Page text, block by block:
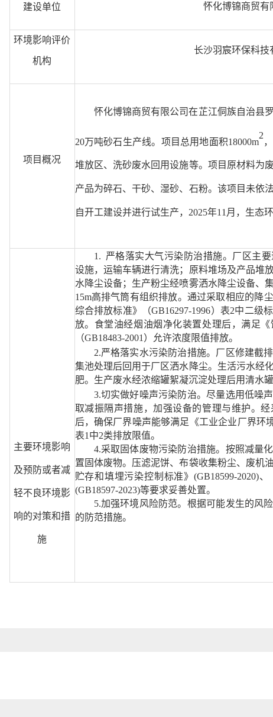
建设单位 怀化博锦商贸有
环境影响评价
机构
长沙羽宸环保科技
项目概况
怀化博锦商贸有限公司在芷江侗族自治县
20万吨砂石生产线。项目总用地面积18000m
2
堆放区、洗砂废水回用设施等。项目原材料为
产品为碎石、干砂、湿砂、石粉。该项目未依
自开工建设并进行试生产， 2025年11月，生态
主要环境影响
及预防或者减
轻不良环境影
响的对策和措
施
1. 严格落实大气污染防治措施。 厂区主
设施，运输车辆进行清洗；原料堆场及产品堆
水降尘设备；生产粉尘经喷雾洒水降尘设备、
15m高排气筒有组织排放。通过采取相应的降
综合排放标准》（GB16297-1996）表2中二级
放。食堂油经烟油烟净化装置处理后，满足《
（GB18483-2001）允许浓度限值排放。
2.严格落实水污染防治措施。厂区修建截
集池处理后回用于厂区洒水降尘。生活污水经
肥。生产废水经浓缩罐絮凝沉淀处理后用清水罐
3.切实做好噪声污染防治。尽量选用低噪
取减振隔声措施，加强设备的管理与维护。经
后， 确保厂界噪声能够满足《工业企业厂界环
表1 中2类排放限值。
4.采取固体废物污染防治措施。按照减量
置固体废物。压滤泥饼、布袋收集粉尘、废机
贮存和填埋污染控制标准》(GB18599-2020)
(GB18597-2023)等要求妥善处置。
5.加强环境风险防范。 根据可能发生的风
的防范措施。